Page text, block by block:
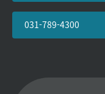
031-789-4300